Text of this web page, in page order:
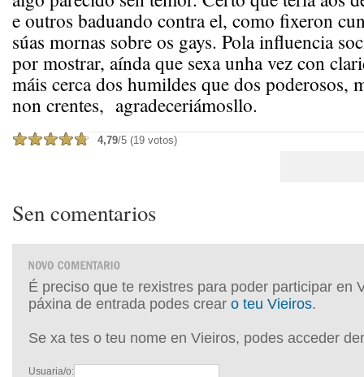
e outros baduando contra el, como fixeron
súas mornas sobre os gays. Pola influencia
por mostrar, aínda que sexa unha vez con
máis cerca dos humildes que dos poderosos,
non crentes, agradeceriámosllo.
4,79/5 (19 votos)
Sen comentarios
É preciso que te rexistres para poder participar en
páxina de entrada podes crear o teu Vieiros.
Se xa tes o teu nome en Vieiros, podes acceder
Usuaria/o: